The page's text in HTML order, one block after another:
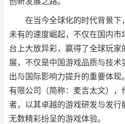
在当今全球化的时代背景
未有的速度崛起，不仅在国内
台上大放异彩，赢得了全球玩
展，不仅是中国游戏品质与技
出与国际影响力提升的重要体
有限公司（简称：麦吉太文）
者，以其卓越的游戏研发与发行
无数精彩纷呈的游戏体验。